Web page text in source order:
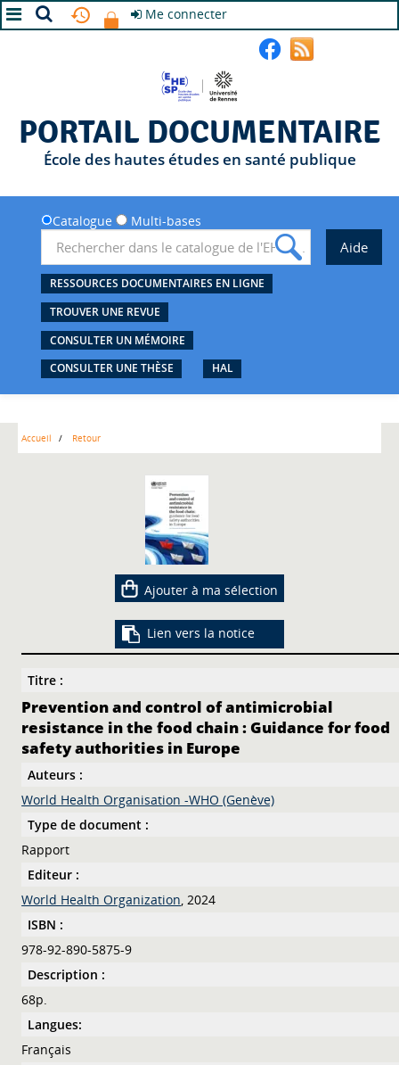
Me connecter
PORTAIL DOCUMENTAIRE
École des hautes études en santé publique
Catalogue Multi-bases
RESSOURCES DOCUMENTAIRES EN LIGNE
TROUVER UNE REVUE
CONSULTER UN MÉMOIRE
CONSULTER UNE THÈSE
HAL
Accueil Retour
Ajouter à ma sélection
Lien vers la notice
Titre :
Prevention and control of antimicrobial
resistance in the food chain : Guidance for food
safety authorities in Europe
Auteurs :
World Health Organisation -WHO (Genève)
Type de document :
Rapport
Editeur :
World Health Organization, 2024
ISBN :
978-92-890-5875-9
Description :
68p.
Langues:
Français